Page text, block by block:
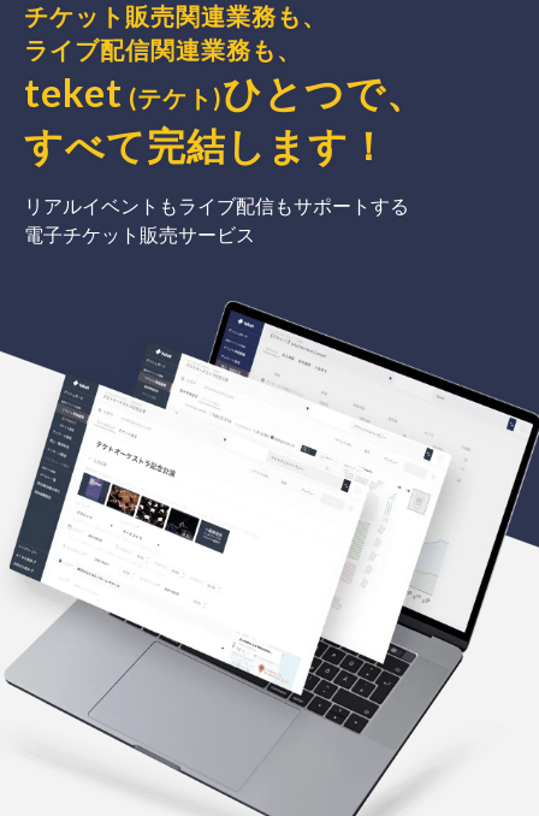
チケット販売関連業務も、
ライブ配信関連業務も、
teket (テケト)ひとつで、
すべて完結 します ！
リアルイベントもライブ配信もサポートする
電子チケット販売サービス